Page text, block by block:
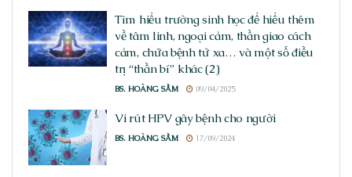
Tìm hiểu trường sinh học để hiểu thêm
về tâm linh, ngoại cảm, thần giao cách
cảm, chữa bệnh từ xa… và một số điều
trị “thần bí” khác (2)
BS. HOÀNG SẦM 09/04/2025
Vi rút HPV gây bệnh cho người
BS. HOÀNG SẦM 17/09/2024